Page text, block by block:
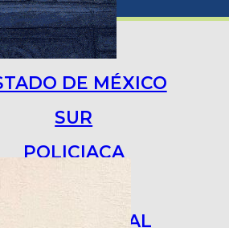
DE MÉXICO
SUR
POLICIACA
NACIONAL
INTERNACIONAL